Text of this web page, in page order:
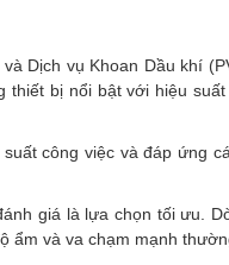
Dịch vụ Khoan Dầu khí
thiết bị nổi bật với hiệu
công việc và đáp ứng
giá là lựa chọn tối ưu.
và va chạm mạnh